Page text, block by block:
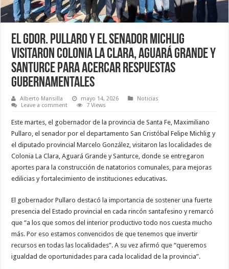
El Gdor. Pullaro y el Senador Michlig
visitaron Colonia La Clara, Aguará Grande y
Santurce para acercar respuestas
gubernamentales
Alberto Mansilla mayo 14, 2026
Noticias
Leave a comment
7 Views
Este martes, el gobernador de la provincia de Santa Fe, Maximiliano
Pullaro, el senador por el departamento San Cristóbal Felipe Michlig y
el diputado provincial Marcelo González, visitaron las localidades de
Colonia La Clara, Aguará Grande y Santurce, donde se entregaron
aportes para la construcción de natatorios comunales, para mejoras
edilicias y fortalecimiento de instituciones educativas.
El gobernador Pullaro destacó la importancia de sostener una fuerte
presencia del Estado provincial en cada rincón santafesino y remarcó
que “a los que somos del interior productivo todo nos cuesta mucho
más. Por eso estamos convencidos de que tenemos que invertir
recursos en todas las localidades”. A su vez afirmó que “queremos
igualdad de oportunidades para cada localidad de la provincia”.